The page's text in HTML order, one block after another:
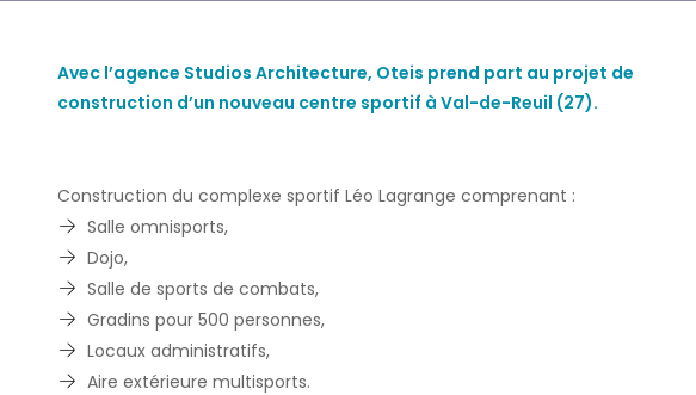
Avec l’agence Studios Architecture, Oteis prend part au projet de
construction d’un nouveau centre sportif à Val-de-Reuil (27).
Construction du complexe sportif Léo Lagrange comprenant :
Salle omnisports,
Dojo,
Salle de sports de combats,
Gradins pour 500 personnes,
Locaux administratifs,
Aire extérieure multisports.